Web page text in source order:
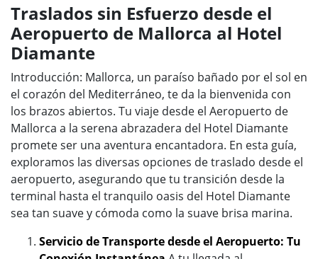
Traslados sin Esfuerzo desde el
Aeropuerto de Mallorca al Hotel
Diamante
Introducción: Mallorca, un paraíso bañado por el sol en
el corazón del Mediterráneo, te da la bienvenida con
los brazos abiertos. Tu viaje desde el Aeropuerto de
Mallorca a la serena abrazadera del Hotel Diamante
promete ser una aventura encantadora. En esta guía,
exploramos las diversas opciones de traslado desde el
aeropuerto, asegurando que tu transición desde la
terminal hasta el tranquilo oasis del Hotel Diamante
sea tan suave y cómoda como la suave brisa marina.
Servicio de Transporte desde el Aeropuerto: Tu